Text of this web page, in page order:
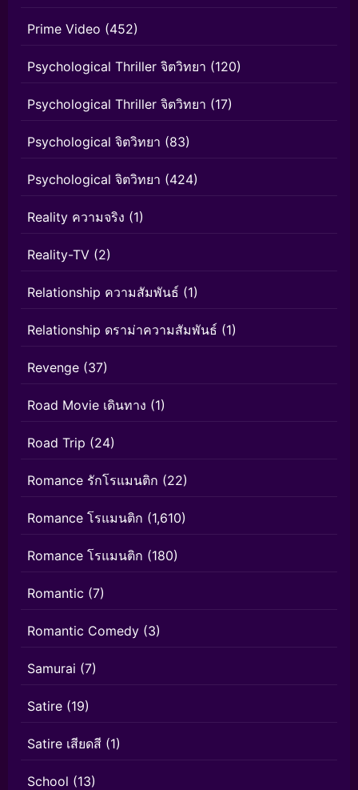
Prime Video (452)
Psychological Thriller จิตวิทยา (120)
Psychological Thriller จิตวิทยา (17)
Psychological จิตวิทยา (83)
Psychological จิตวิทยา (424)
Reality ความจริง (1)
Reality-TV (2)
Relationship ความสัมพันธ์ (1)
Relationship ดราม่าความสัมพันธ์ (1)
Revenge (37)
Road Movie เดินทาง (1)
Road Trip (24)
Romance รักโรแมนติก (22)
Romance โรแมนติก (1,610)
Romance โรแมนติก (180)
Romantic (7)
Romantic Comedy (3)
Samurai (7)
Satire (19)
Satire เสียดสี (1)
School (13)